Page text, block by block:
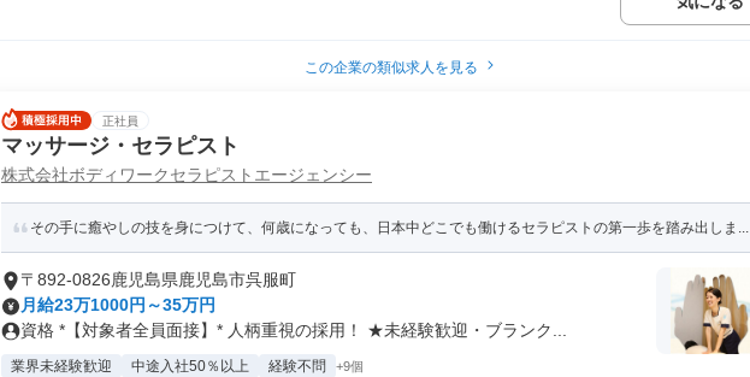
この企業の類似求人を見る
正社員
マッサージ・セラピスト
株式会社ボディワークセラピストエージェンシー
その手に癒やしの技を身につけて、何歳になっても、日本中どこでも働けるセラピストの第一歩を踏み出しま...
〒892-0826鹿児島県鹿児島市呉服町
月給23万1000円～35万円
資格 *【対象者全員面接】* 人柄重視の採用！ ★未経験歓迎・ブランク...
業界未経験歓迎 中途入社50％以上 経験不問 +9個